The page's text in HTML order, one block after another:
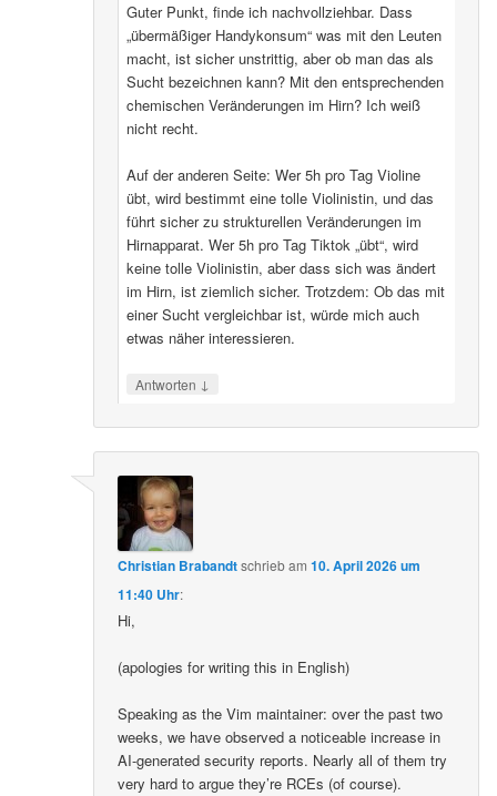
Guter Punkt, finde ich nachvollziehbar. Dass
„übermäßiger Handykonsum“ was mit den Leuten
macht, ist sicher unstrittig, aber ob man das als
Sucht bezeichnen kann? Mit den entsprechenden
chemischen Veränderungen im Hirn? Ich weiß
nicht recht.
Auf der anderen Seite: Wer 5h pro Tag Violine
übt, wird bestimmt eine tolle Violinistin, und das
führt sicher zu strukturellen Veränderungen im
Hirnapparat. Wer 5h pro Tag Tiktok „übt“, wird
keine tolle Violinistin, aber dass sich was ändert
im Hirn, ist ziemlich sicher. Trotzdem: Ob das mit
einer Sucht vergleichbar ist, würde mich auch
etwas näher interessieren.
Antworten ↓
Christian Brabandtschriebam10. April 2026 um
11:40 Uhr:
Hi,
(apologies for writing this in English)
Speaking as the Vim maintainer: over the past two
weeks, we have observed a noticeable increase in
AI-generated security reports. Nearly all of them try
very hard to argue they’re RCEs (of course).